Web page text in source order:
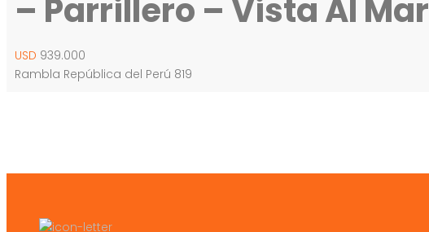
– Parrillero – Vista Al Mar
USD 939.000
Rambla República del Perú 819